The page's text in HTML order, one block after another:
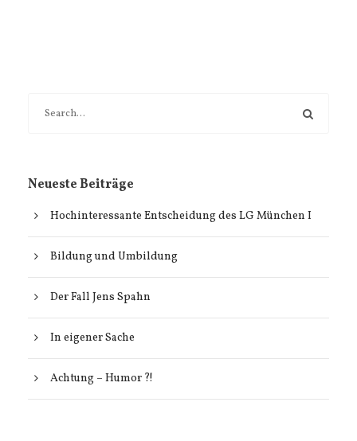
Neueste Beiträge
Hochinteressante Entscheidung des LG München I
Bildung und Umbildung
Der Fall Jens Spahn
In eigener Sache
Achtung – Humor ?!